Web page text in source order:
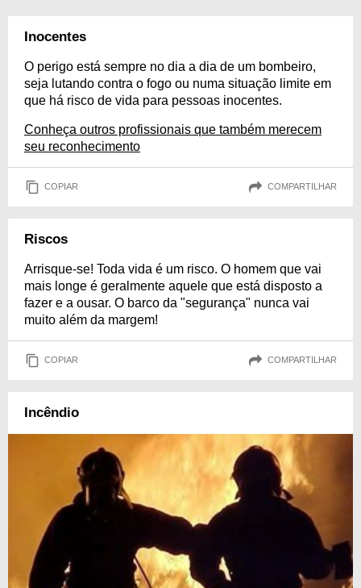
Inocentes
O perigo está sempre no dia a dia de um bombeiro,
seja lutando contra o fogo ou numa situação limite em
que há risco de vida para pessoas inocentes.
Conheça outros profissionais que também merecem
seu reconhecimento
COPIAR COMPARTILHAR
Riscos
Arrisque-se! Toda vida é um risco. O homem que vai
mais longe é geralmente aquele que está disposto a
fazer e a ousar. O barco da "segurança" nunca vai
muito além da margem!
COPIAR COMPARTILHAR
Incêndio